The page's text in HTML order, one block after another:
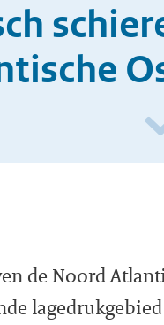
de Noord